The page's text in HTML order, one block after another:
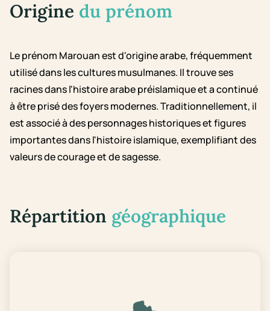
Origine du prénom
Le prénom Marouan est d'origine arabe, fréquemment
utilisé dans les cultures musulmanes. Il trouve ses
racines dans l'histoire arabe préislamique et a continué
à être prisé des foyers modernes. Traditionnellement, il
est associé à des personnages historiques et figures
importantes dans l'histoire islamique, exemplifiant des
valeurs de courage et de sagesse.
Répartition géographique